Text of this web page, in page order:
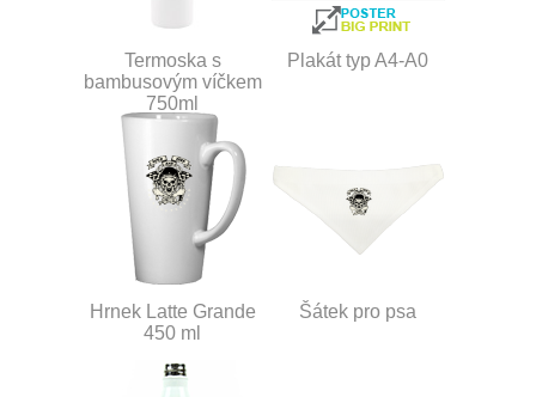
Termoska s
bambusovým víčkem
750ml
Plakát typ A4-A0
Hrnek Latte Grande
450 ml
Šátek pro psa